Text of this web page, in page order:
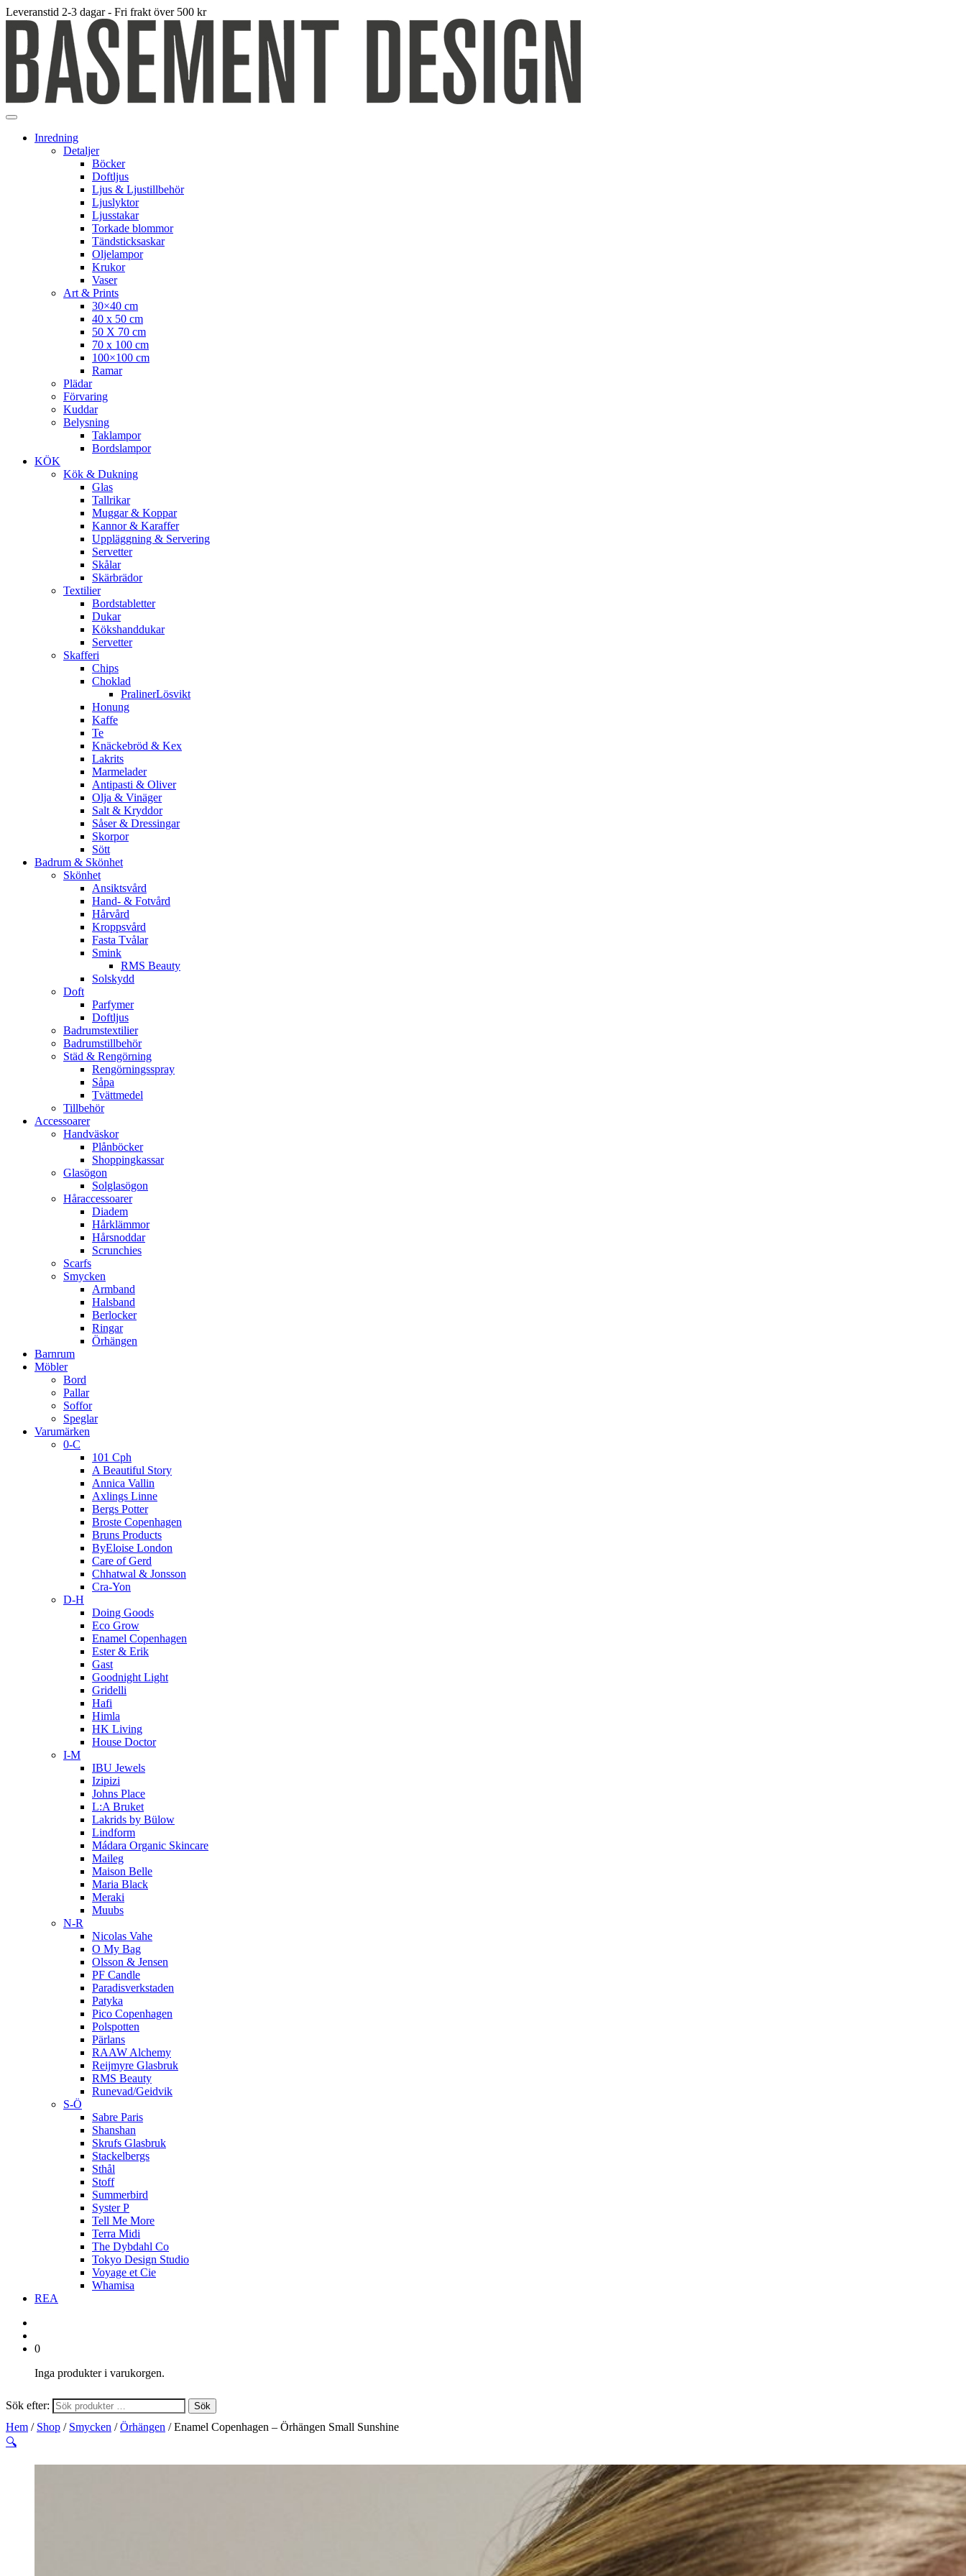
Leveranstid 2-3 dagar - Fri frakt över 500 kr
Inredning
Detaljer
Böcker
Doftljus
Ljus & Ljustillbehör
Ljuslyktor
Ljusstakar
Torkade blommor
Tändsticksaskar
Oljelampor
Krukor
Vaser
Art & Prints
30×40 cm
40 x 50 cm
50 X 70 cm
70 x 100 cm
100×100 cm
Ramar
Plädar
Förvaring
Kuddar
Belysning
Taklampor
Bordslampor
KÖK
Kök & Dukning
Glas
Tallrikar
Muggar & Koppar
Kannor & Karaffer
Uppläggning & Servering
Servetter
Skålar
Skärbrädor
Textilier
Bordstabletter
Dukar
Kökshanddukar
Servetter
Skafferi
Chips
Choklad
PralinerLösvikt
Honung
Kaffe
Te
Knäckebröd & Kex
Lakrits
Marmelader
Antipasti & Oliver
Olja & Vinäger
Salt & Kryddor
Såser & Dressingar
Skorpor
Sött
Badrum & Skönhet
Skönhet
Ansiktsvård
Hand- & Fotvård
Hårvård
Kroppsvård
Fasta Tvålar
Smink
RMS Beauty
Solskydd
Doft
Parfymer
Doftljus
Badrumstextilier
Badrumstillbehör
Städ & Rengörning
Rengörningsspray
Såpa
Tvättmedel
Tillbehör
Accessoarer
Handväskor
Plånböcker
Shoppingkassar
Glasögon
Solglasögon
Håraccessoarer
Diadem
Hårklämmor
Hårsnoddar
Scrunchies
Scarfs
Smycken
Armband
Halsband
Berlocker
Ringar
Örhängen
Barnrum
Möbler
Bord
Pallar
Soffor
Speglar
Varumärken
0-C
101 Cph
A Beautiful Story
Annica Vallin
Axlings Linne
Bergs Potter
Broste Copenhagen
Bruns Products
ByEloise London
Care of Gerd
Chhatwal & Jonsson
Cra-Yon
D-H
Doing Goods
Eco Grow
Enamel Copenhagen
Ester & Erik
Gast
Goodnight Light
Gridelli
Hafi
Himla
HK Living
House Doctor
I-M
IBU Jewels
Izipizi
Johns Place
L:A Bruket
Lakrids by Bülow
Lindform
Mádara Organic Skincare
Maileg
Maison Belle
Maria Black
Meraki
Muubs
N-R
Nicolas Vahe
O My Bag
Olsson & Jensen
PF Candle
Paradisverkstaden
Patyka
Pico Copenhagen
Polspotten
Pärlans
RAAW Alchemy
Reijmyre Glasbruk
RMS Beauty
Runevad/Geidvik
S-Ö
Sabre Paris
Shanshan
Skrufs Glasbruk
Stackelbergs
Sthål
Stoff
Summerbird
Syster P
Tell Me More
Terra Midi
The Dybdahl Co
Tokyo Design Studio
Voyage et Cie
Whamisa
REA
0
Inga produkter i varukorgen.
Sök efter: Sök
Hem / Shop / Smycken /Örhängen / Enamel Copenhagen – Örhängen Small Sunshine
🔍